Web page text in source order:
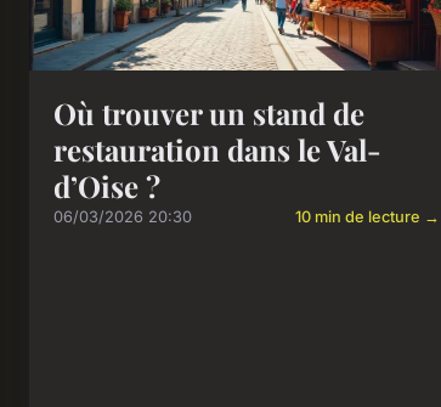
Où trouver un stand de
restauration dans le Val-
d’Oise ?
06/03/2026 20:30 10 min de lecture →